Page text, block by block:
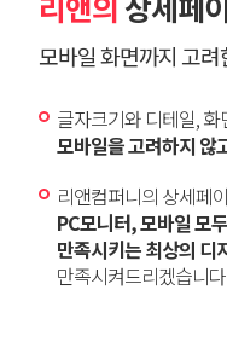
모바일 화면까지 고
글자크기와 디테일,
모바일을 고려하지 않
리앤컴퍼니의 상세페
PC모니터, 모바일 모
만족시키는 최상의 디
만족시켜드리겠습니